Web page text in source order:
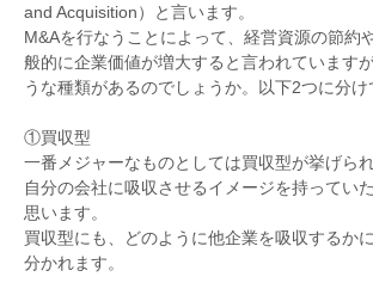
and Acquisition）と言います。
M&Aを行なうことによって、経営資源の節約
般的に企業価値が増大すると言われています
うな種類があるのでしょうか。以下2つに分け
①買収型
一番メジャーなものとしては買収型が挙げら
自分の会社に吸収させるイメージを持ってい
思います。
買収型にも、どのように他企業を吸収するか
分かれます。